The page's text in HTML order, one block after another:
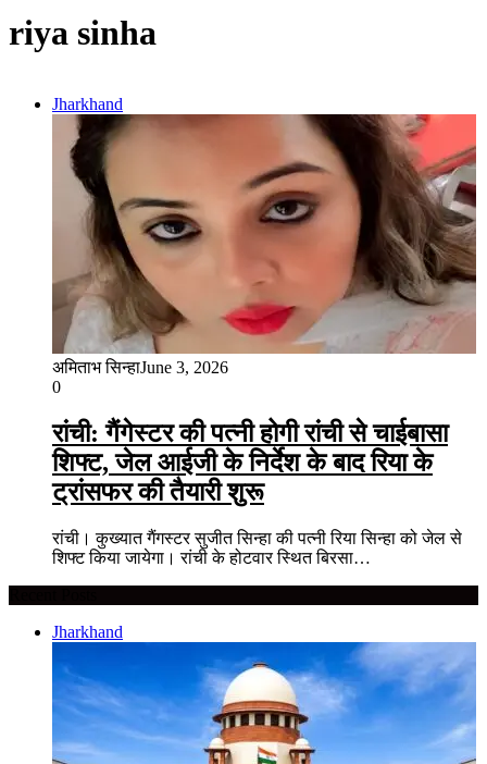
riya sinha
Jharkhand
अमिताभ सिन्हाJune 3, 2026
0
रांची: गैंगेस्टर की पत्नी होगी रांची से चाईबासा
शिफ्ट, जेल आईजी के निर्देश के बाद रिया के
ट्रांसफर की तैयारी शुरू
रांची। कुख्यात गैंगस्टर सुजीत सिन्हा की पत्नी रिया सिन्हा को जेल से
शिफ्ट किया जायेगा। रांची के होटवार स्थित बिरसा…
Jharkhand